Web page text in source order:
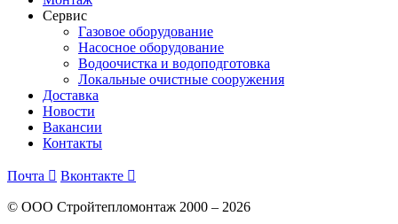
Сервис
Газовое оборудование
Насосное оборудование
Водоочистка и водоподготовка
Локальные очистные сооружения
Доставка
Новости
Вакансии
Контакты
Почта  Вконтакте 
© ООО Стройтепломонтаж 2000 – 2026